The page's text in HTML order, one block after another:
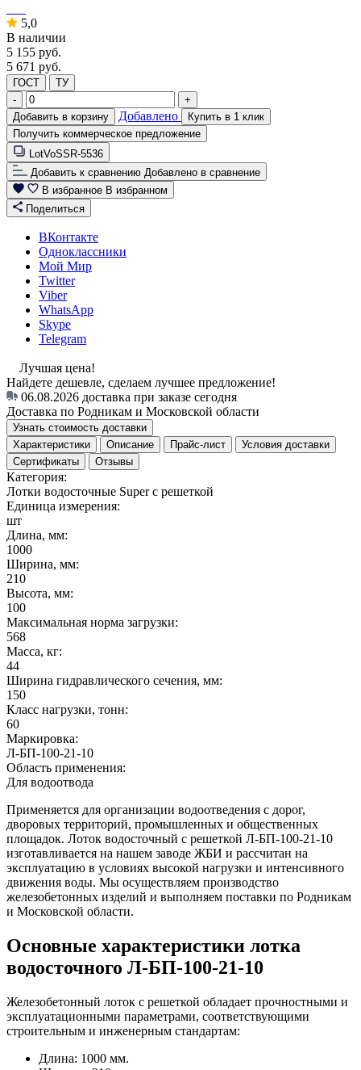
5,0
В наличии
5 155 руб.
5 671 руб.
ГОСТ
ТУ
-
+
Добавить в корзину
Добавлено
Купить в 1 клик
Получить коммерческое предложение
LotVoSSR-5536
Добавить к сравнению Добавлено в сравнение
В избранное В избранном
Поделиться
ВКонтакте
Одноклассники
Мой Мир
Twitter
Viber
WhatsApp
Skype
Telegram
Лучшая цена!
Найдете дешевле, сделаем лучшее предложение!
06.08.2026 доставка при заказе сегодня
Доставка по Родникам и Московской области
Узнать стоимость доставки
Характеристики
Описание Прайс-лист
Условия доставки
Сертификаты
Отзывы
Категория:
Лотки водосточные Super с решеткой
Единица измерения:
шт
Длина, мм:
1000
Ширина, мм:
210
Высота, мм:
100
Максимальная норма загрузки:
568
Масса, кг:
44
Ширина гидравлического сечения, мм:
150
Класс нагрузки, тонн:
60
Маркировка:
Л-БП-100-21-10
Область применения:
Для водоотвода
Применяется для организации водоотведения с дорог,
дворовых территорий, промышленных и общественных
площадок. Лоток водосточный с решеткой Л-БП-100-21-10
изготавливается на нашем заводе ЖБИ и рассчитан на
эксплуатацию в условиях высокой нагрузки и интенсивного
движения воды. Мы осуществляем производство
железобетонных изделий и выполняем поставки по Родникам
и Московской области.
Основные характеристики лотка
водосточного Л-БП-100-21-10
Железобетонный лоток с решеткой обладает прочностными и
эксплуатационными параметрами, соответствующими
строительным и инженерным стандартам:
Длина: 1000 мм.